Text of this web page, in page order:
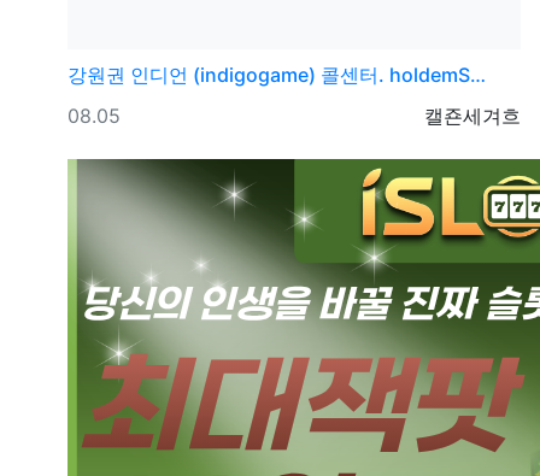
강원권 인디언 (indigogame) 콜센터. holdemS…
등록자
캘죤세겨흐
등록일
08.05